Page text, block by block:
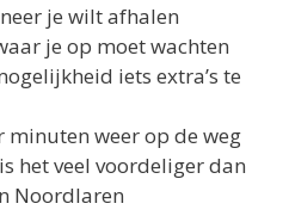
je wilt afhalen
je op moet wachten
iets extra’s te
minuten weer op de weg
het veel voordeliger dan
Noordlaren